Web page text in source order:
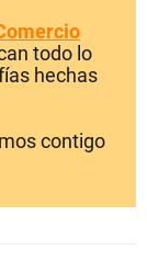
todo lo
hechas
contigo